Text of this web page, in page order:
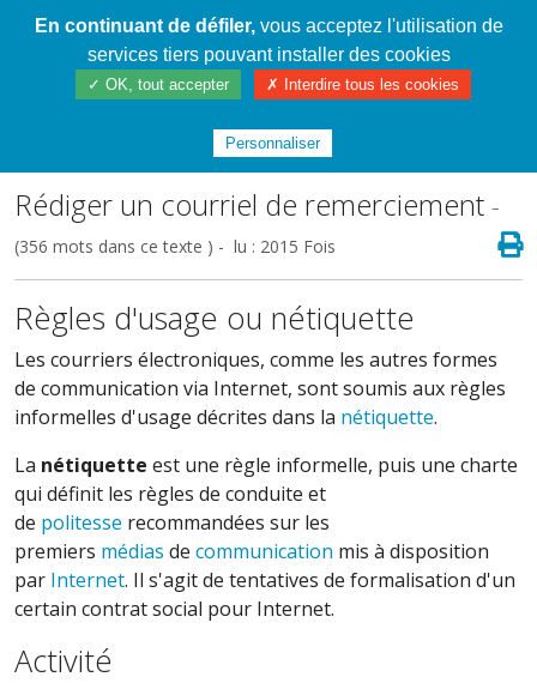
Cahier de textes patrickRICHARD
/3ème N3 Cycle 4/Mon stage en 180
Rédiger un courriel de remerciement -
(356 mots dans ce texte ) - lu : 2015 Fois
Règles d'usage ou nétiquette
Les courriers électroniques, comme les autres formes
de communication via Internet, sont soumis aux règles
informelles d'usage décrites dans la nétiquette.
La nétiquette est une règle informelle, puis une charte
qui définit les règles de conduite et
de politesse recommandées sur les
premiers médias de communication mis à disposition
par Internet. Il s'agit de tentatives de formalisation d'un
certain contrat social pour Internet.
Activité
En continuant de défiler,vous acceptez l'utilisation de
services tiers pouvant installer des cookies
✓ OK, tout accepter ✗ Interdire tous les cookies
Personnaliser